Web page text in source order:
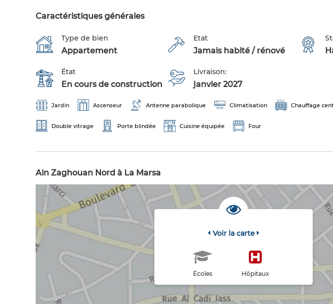
Caractéristiques générales
Type de bien
Appartement
Etat
Jamais habité / rénové
État
En cours de construction
Livraison:
janvier 2027
Jardin Ascenseur Antenne parabolique Climatisation Chauffage
Double vitrage Porte blindée Cuisine équipée Four
Ain Zaghouan Nord à La Marsa
Voir la carte
Écoles Hôpitaux